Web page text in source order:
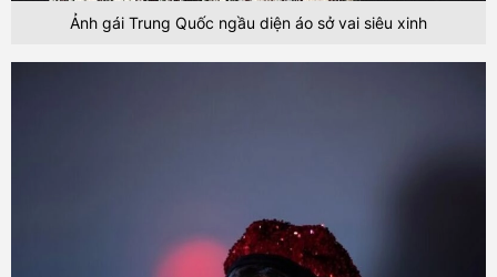
Ảnh gái Trung Quốc ngầu diện áo sở vai siêu xinh